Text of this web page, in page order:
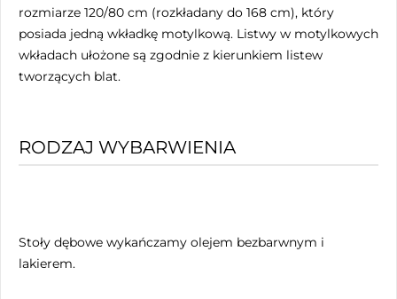
rozmiarze 120/80 cm (rozkładany do 168 cm), który
posiada jedną wkładkę motylkową. Listwy w motylkowych
wkładach ułożone są zgodnie z kierunkiem listew
tworzących blat.
RODZAJ WYBARWIENIA
Stoły dębowe wykańczamy olejem bezbarwnym i
lakierem.